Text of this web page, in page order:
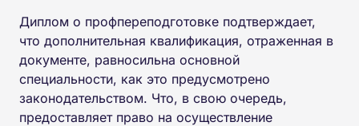
Диплом о профпереподготовке подтверждает,
что дополнительная квалификация, отраженная в
документе, равносильна основной
специальности, как это предусмотрено
законодательством. Что, в свою очередь,
предоставляет право на осуществление